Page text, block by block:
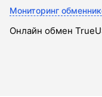
Мониторинг
Онлайн обмен